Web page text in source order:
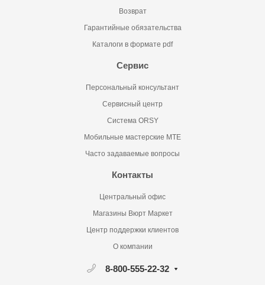
Возврат
Гарантийные обязательства
Каталоги в формате pdf
Сервис
Персональный консультант
Сервисный центр
Система ORSY
Мобильные мастерские MTE
Часто задаваемые вопросы
Контакты
Центральный офис
Магазины Вюрт Маркет
Центр поддержки клиентов
О компании
8-800-555-22-32